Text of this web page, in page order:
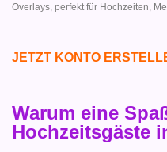
Overlays, perfekt für Hochzeiten,
JETZT KONTO
Warum eine
Hochzeitsgäste